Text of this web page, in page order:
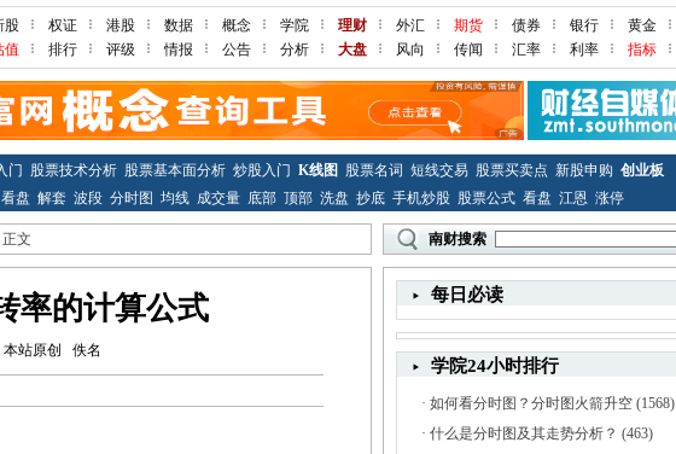
股 权证 港股 数据 概念 学院 理财 外汇 期货 债券 银行 黄金
值 排行 评级 情报 公告 分析 大盘 风向 传闻 汇率 利率 指标
门 股票技术分析 股票基本面分析 炒股入门 K线图 股票名词 短线交易 股票买卖点 新股申购 创业板
看盘 解套 波段 分时图 均线 成交量 底部 顶部 洗盘 抄底 手机炒股 股票公式 看盘 江恩 涨停
文 南财搜索
率的计算公式
站原创 佚名
每日必读
学院24小时排行
· 如何看分时图？分时图火箭升空(1568)
· 什么是分时图及其走势分析？ (463)